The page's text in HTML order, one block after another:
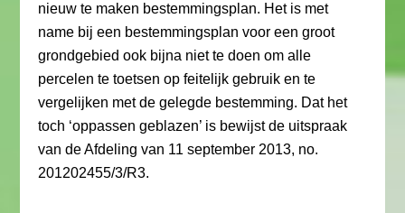
nieuw te maken bestemmingsplan. Het is met
name bij een bestemmingsplan voor een groot
grondgebied ook bijna niet te doen om alle
percelen te toetsen op feitelijk gebruik en te
vergelijken met de gelegde bestemming. Dat het
toch ‘oppassen geblazen’ is bewijst de uitspraak
van de Afdeling van 11 september 2013, no.
201202455/3/R3.